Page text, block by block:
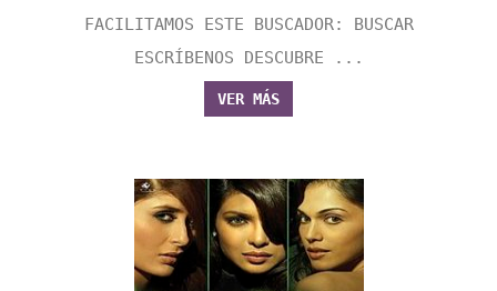
FACILITAMOS ESTE BUSCADOR: BUSCAR
ESCRÍBENOS DESCUBRE ...
VER MÁS